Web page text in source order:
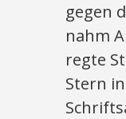
gegen
nahm
regte
Stern